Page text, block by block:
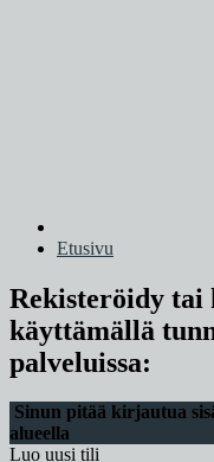
Etusivu
Rekisteröidy tai
käyttämällä
palveluissa:
Sinun pitää kirjautua
alueella
Luo uusi tili